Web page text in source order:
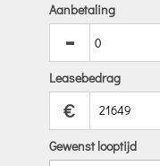
Aanbetaling
-
Leasebedrag
€
Gewenst looptijd